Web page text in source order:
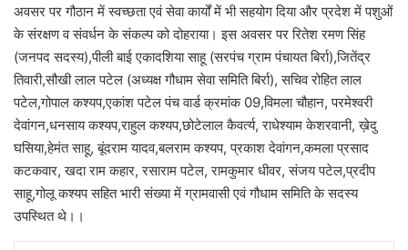
अवसर पर गौठान में स्वच्छता एवं सेवा कार्यों में भी सहयोग दिया और प्रदेश में पशुओं
के संरक्षण व संवर्धन के संकल्प को दोहराया। इस अवसर पर रितेश रमण सिंह
(जनपद सदस्य),पीली बाई एकादशिया साहू (सरपंच ग्राम पंचायत बिर्रा),जितेंद्र
तिवारी,सौखी लाल पटेल (अध्यक्ष गौधाम सेवा समिति बिर्रा), सचिव रोहित लाल
पटेल,गोपाल कश्यप,एकांश पटेल पंच वार्ड क्रमांक 09,विमला चौहान, परमेश्वरी
देवांगन,धनसाय कश्यप,राहुल कश्यप,छोटेलाल कैवर्त्य, राधेश्याम केशरवानी, ख़ेदु
घसिया,हेमंत साहू, बूंदराम यादव,बलराम कश्यप, प्रकाश देवांगन,कमला प्रसाद
कटकवार, खदा राम कहार, रसाराम पटेल, रामकुमार धीवर, संजय पटेल,प्रदीप
साहू,गोलू कश्यप सहित भारी संख्या में ग्रामवासी एवं गौधाम समिति के सदस्य
उपस्थित थे।।